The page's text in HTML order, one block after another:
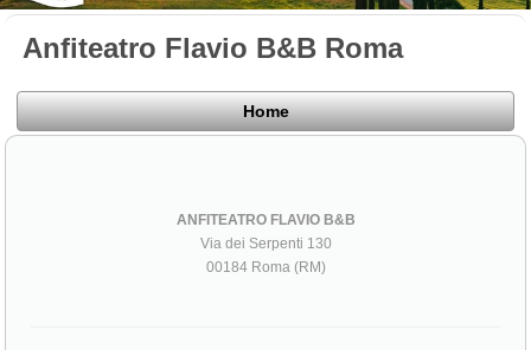
Anfiteatro Flavio B&B Roma
Home
ANFITEATRO FLAVIO B&B
Via dei Serpenti 130
00184 Roma (RM)